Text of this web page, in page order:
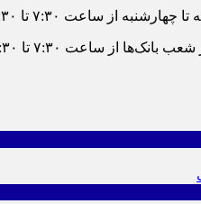
کارکنان از ساعت ۷:۰۰ تا ۱۴:۳۰ است.
در شعب از ساعت ۷:۰۰ تا ۱۳:۰۰ خواهد بود.